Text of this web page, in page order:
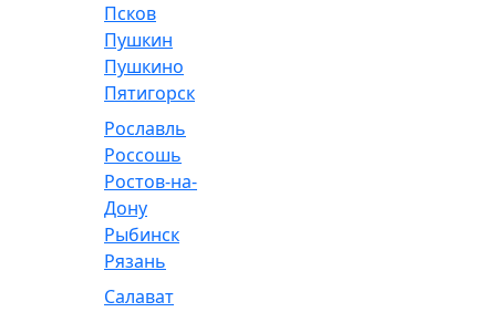
Псков
Пушкин
Пушкино
Пятигорск
Рославль
Россошь
Ростов-на-
Дону
Рыбинск
Рязань
Салават